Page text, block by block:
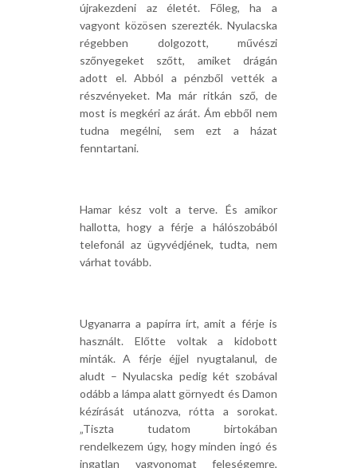
újrakezdeni az életét. Főleg, ha a
vagyont közösen szerezték. Nyulacska
régebben dolgozott, művészi
szőnyegeket szőtt, amiket drágán
adott el. Abból a pénzből vették a
részvényeket. Ma már ritkán sző, de
most is megkéri az árát. Ám ebből nem
tudna megélni, sem ezt a házat
fenntartani.
Hamar kész volt a terve. És amikor
hallotta, hogy a férje a hálószobából
telefonál az ügyvédjének, tudta, nem
várhat tovább.
Ugyanarra a papírra írt, amit a férje is
használt. Előtte voltak a kidobott
minták. A férje éjjel nyugtalanul, de
aludt – Nyulacska pedig két szobával
odább a lámpa alatt görnyedt és Damon
kézírását utánozva, rótta a sorokat.
„Tiszta tudatom birtokában
rendelkezem úgy, hogy minden ingó és
ingatlan vagyonomat feleségemre,